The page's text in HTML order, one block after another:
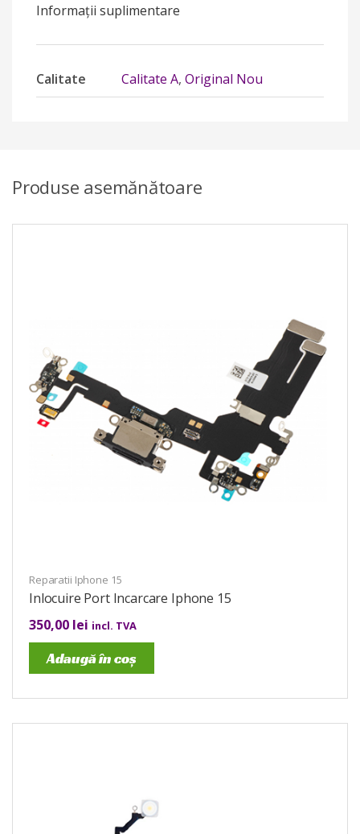
Informații suplimentare
Calitate Calitate A, Original Nou
Produse asemănătoare
Reparatii Iphone 15
Inlocuire Port Incarcare Iphone 15
350,00 lei incl. TVA
Adaugă în coș